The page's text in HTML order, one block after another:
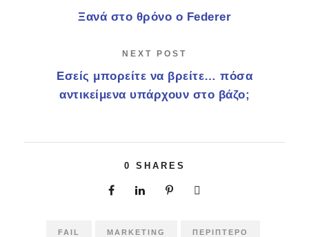
Ξανά στο θρόνο ο Federer
NEXT POST
Εσείς μπορείτε να βρείτε… πόσα
αντικείμενα υπάρχουν στο βάζο;
0 SHARES
FAIL MARKETING ΠΕΡΊΠΤΕΡΟ